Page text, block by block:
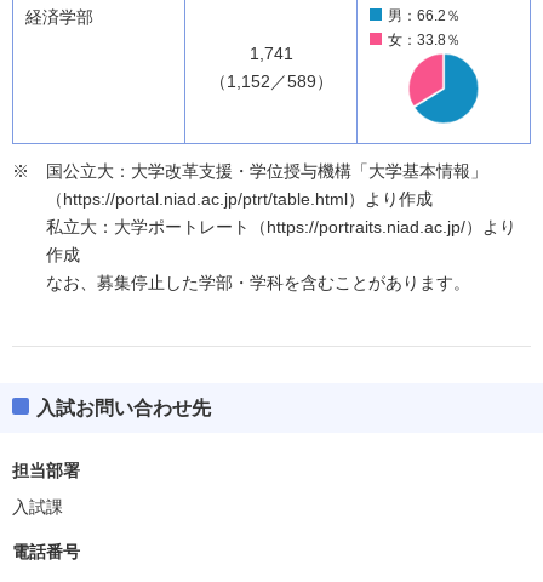
経済学部
1,741
（1,152／589）
男：66.2％
女：33.8％
国公立大：大学改革支援・学位授与機構「大学基本情報」
（https://portal.niad.ac.jp/ptrt/table.html）より作成
私立大：大学ポートレート（https://portraits.niad.ac.jp/）より
作成
なお、募集停止した学部・学科を含むことがあります。
入試お問い合わせ先
担当部署
入試課
電話番号